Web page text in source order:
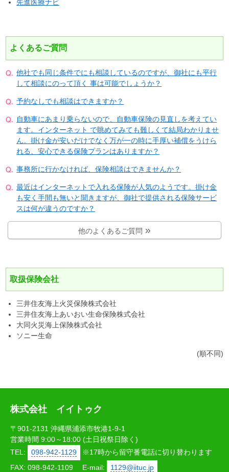
先進医療ナビ
よくあるご質問
他社でも同じ条件でにも相談しているのですが、御社にも平行
して相談にのって頂く 事は可能でしょうか？
予約なしでも相談はできますか？
自動車にあまり乗らないので、自動車保険の見直しを考えてい
ます。インターネット で眺めてみても難しくて結局わかりませ
ん。掛け金が安いだけでなく万が一の時に手厚い補償をうけら
れる、安心できる保険プランはありますか？
事務所に行かなければ、保険相談はできませんか？
最近はインターネットで入れる保険が人気のようです。掛け金
も安く手間も無いと聞きますが、御社で提供される保険サービ
スは何が違うのですか？
他のよくあるご質問
取扱保険会社
三井住友海上火災保険株式会社
三井住友海上あいおい生命保険株式会社
大同火災海上保険株式会社
ソニー生命
(順不同)
株式会社 イイトゥク
〒901-2131 沖縄県浦添市牧港1-9-1
営業時間 9:00～18:00 (土日祝祭日除く)
TEL:
098-942-1129
※17時から留守番電話に切り替わります
FAX: 098-942-1109
E-mail: 1129@iituc.jp